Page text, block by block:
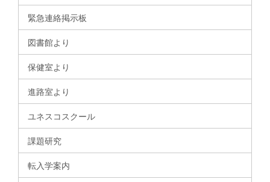
緊急連絡掲示板
図書館より
保健室より
進路室より
ユネスコスクール
課題研究
転入学案内